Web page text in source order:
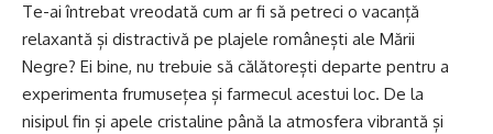
Te-ai întrebat vreodată cum ar fi să petreci o vacanță
relaxantă și distractivă pe plajele românești ale Mării
Negre? Ei bine, nu trebuie să călătorești departe pentru a
experimenta frumusețea și farmecul acestui loc. De la
nisipul fin și apele cristaline până la atmosfera vibrantă și